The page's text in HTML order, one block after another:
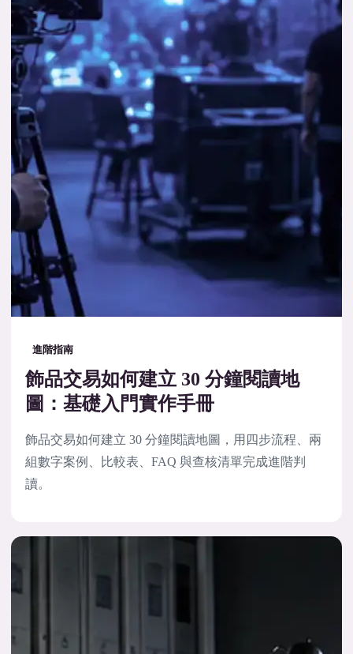
進階指南
飾品交易如何建立 30 分鐘閱讀地
圖：基礎入門實作手冊
飾品交易如何建立 30 分鐘閱讀地圖，用四步流程、兩
組數字案例、比較表、FAQ 與查核清單完成進階判
讀。